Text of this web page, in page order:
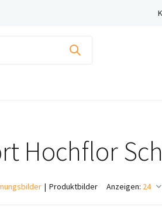
Hochflor
Produktbilder Anzeigen: